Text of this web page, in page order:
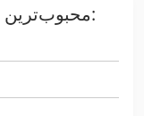
محبوب‌ترین نام‌های ماشین‌آلات را مرور کنید: